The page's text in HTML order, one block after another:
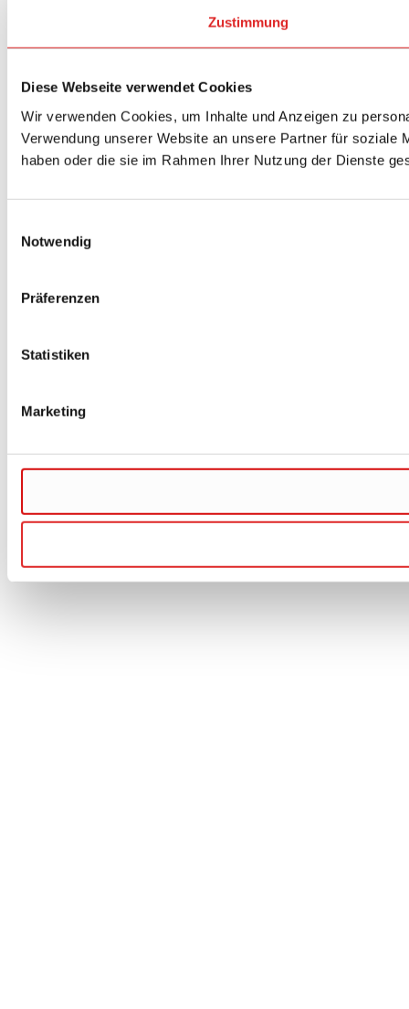
Zustimmung
Diese Webseite verwendet Cookies
Wir verwenden Cookies, um Inhalte und Anzeigen zu
Verwendung unserer Website an unsere Partner für soziale
haben oder die sie im Rahmen Ihrer Nutzung der Dienste
Notwendig
Präferenzen
Statistiken
Marketing